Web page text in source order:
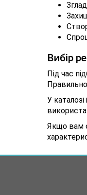
Вибір
Під час
У
Якщо вам